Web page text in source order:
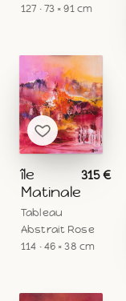
127 · 73 × 91 cm
île
Matinale
315 €
Tableau
Abstrait Rose
114 · 46 × 38 cm